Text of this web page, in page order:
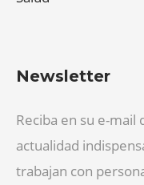
Newsletter
Reciba en su e-
actualidad
trabajan con